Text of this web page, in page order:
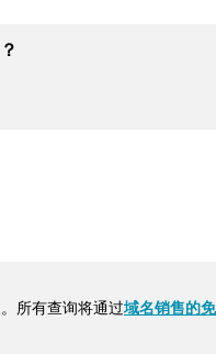
通知您付款细节。房主
所有查询将通过域名销售的